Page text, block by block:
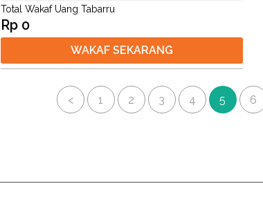
Total Wakaf Uang Tabarru
Rp 0
WAKAF SEKARANG
< 1 2 3 4 5 6